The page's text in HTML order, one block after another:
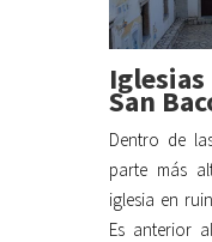
San
Dentro de
parte más
iglesia en
Es anterior